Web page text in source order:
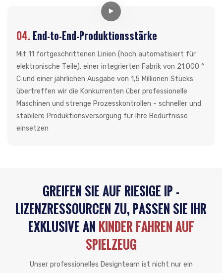
04. End-to-End-Produktionsstärke
Mit 11 fortgeschrittenen Linien (hoch automatisiert für
elektronische Teile), einer integrierten Fabrik von 21.000 °
C und einer jährlichen Ausgabe von 1,5 Millionen Stücks
übertreffen wir die Konkurrenten über professionelle
Maschinen und strenge Prozesskontrollen - schneller und
stabilere Produktionsversorgung für Ihre Bedürfnisse
einsetzen
GREIFEN SIE AUF RIESIGE IP -
LIZENZRESSOURCEN ZU, PASSEN SIE IHR
EXKLUSIVE AN KINDER FAHREN AUF
SPIELZEUG
Unser professionelles Designteam ist nicht nur ein